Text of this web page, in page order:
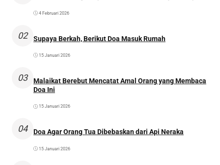
4 Februari 2026
02 Supaya Berkah, Berikut Doa Masuk Rumah
15 Januari 2026
03
Malaikat Berebut Mencatat Amal Orang yang Membaca
Doa Ini
15 Januari 2026
04 Doa Agar Orang Tua Dibebaskan dari Api Neraka
15 Januari 2026